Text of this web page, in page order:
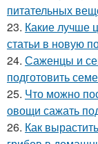
питательных
23. Какие лучше
статьи в новую
24. Саженцы и
подготовить
25. Что можно
овощи сажать
26. Как